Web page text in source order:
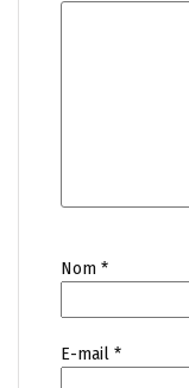
Nom *
E-mail *